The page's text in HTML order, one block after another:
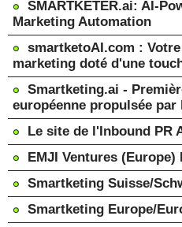
SMARTKETER.ai: AI-
Marketing Automation
smartketoAI.com :
marketing doté d'une
Smartketing.ai -
européenne propulsée
Le site de l'Inbound PR
EMJI Ventures (Europe)
Smartketing Suisse/
Smartketing Europe/